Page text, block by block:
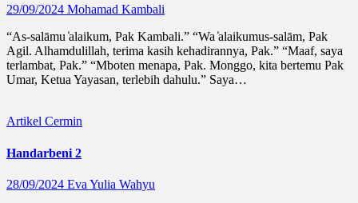
29/09/2024 Mohamad Kambali
“As-salāmu ̒alaikum, Pak Kambali.” “Wa ̒alaikumus-salām, Pak
Agil. Alhamdulillah, terima kasih kehadirannya, Pak.” “Maaf, saya
terlambat, Pak.” “Mboten menapa, Pak. Monggo, kita bertemu Pak
Umar, Ketua Yayasan, terlebih dahulu.” Saya…
Artikel Cermin
Handarbeni 2
28/09/2024 Eva Yulia Wahyu